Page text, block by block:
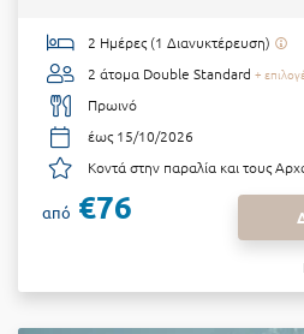
2 Ημέρες (1 Διανυκτέρευση)
2 άτομα Double Standard +
Πρωινό
έως 15/10/2026
Κοντά στην παραλία και τους
από €76